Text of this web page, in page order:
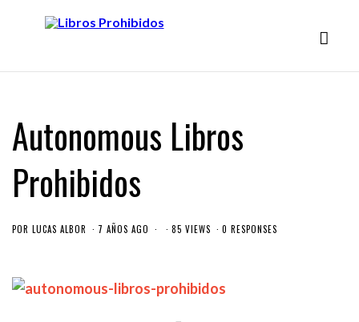
Autonomous Libros
Prohibidos
POR LUCAS ALBOR 7 AÑOS AGO 85 VIEWS 0 RESPONSES